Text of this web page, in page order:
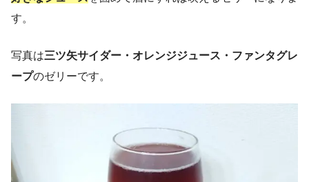
す。
写真は三ツ矢サイダー・オレンジジュース・ファンタグレ
ープのゼリーです。